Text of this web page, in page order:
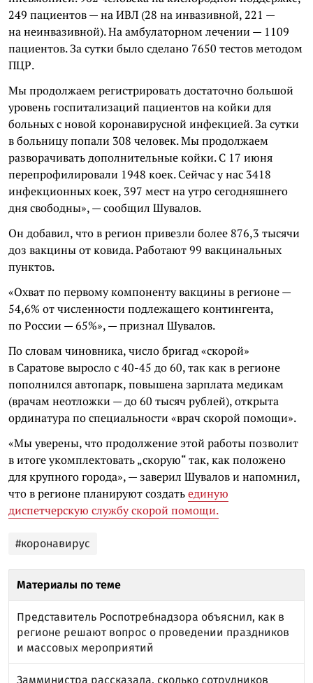
249 пациентов — на ИВЛ (28 на инвазивной, 221 —
на неинвазивной). На амбулаторном лечении — 1109
пациентов. За сутки было сделано 7650 тестов методом
ПЦР.
Мы продолжаем регистрировать достаточно большой
уровень госпитализаций пациентов на койки для
больных с новой коронавирусной инфекцией. За сутки
в больницу попали 308 человек. Мы продолжаем
разворачивать дополнительные койки. С 17 июня
перепрофилировали 1948 коек. Сейчас у нас 3418
инфекционных коек, 397 мест на утро сегодняшнего
дня свободны», — сообщил Шувалов.
Он добавил, что в регион привезли более 876,3 тысячи
доз вакцины от ковида. Работают 99 вакцинальных
пунктов.
«Охват по первому компоненту вакцины в регионе —
54,6% от численности подлежащего контингента,
по России — 65%», — признал Шувалов.
По словам чиновника, число бригад «скорой»
в Саратове выросло с 40-45 до 60, так как в регионе
пополнился автопарк, повышена зарплата медикам
(врачам неотложки — до 60 тысяч рублей), открыта
ординатура по специальности «врач скорой помощи».
«Мы уверены, что продолжение этой работы позволит
в итоге укомплектовать „скорую“ так, как положено
для крупного города», — заверил Шувалов и напомнил,
что в регионе планируют создатьединую
диспетчерскую службу скорой помощи.
#коронавирус
Материалы по теме
Представитель Роспотребнадзора объяснил, как в
регионе решают вопрос о проведении праздников
и массовых мероприятий
Замминистра рассказала, сколько сотрудников